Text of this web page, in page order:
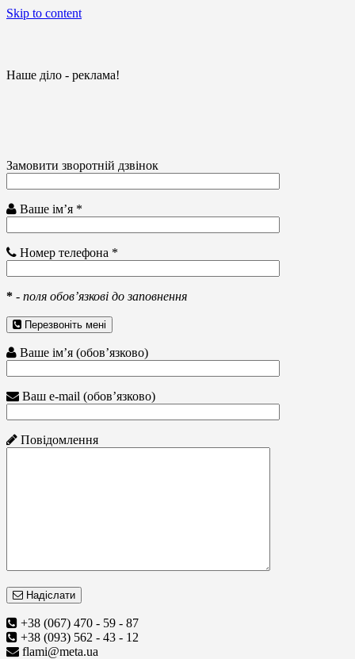
Skip to content
Наше діло - реклама!
Замовити зворотній дзвінок
Ваше ім’я *
Номер телефона *
* - поля обов’язкові до заповнення
Перезвоніть мені
Ваше ім’я (обов’язково)
Ваш e-mail (обов’язково)
Повідомлення
Надіслати
+38 (067) 470 - 59 - 87
+38 (093) 562 - 43 - 12
flami@meta.ua